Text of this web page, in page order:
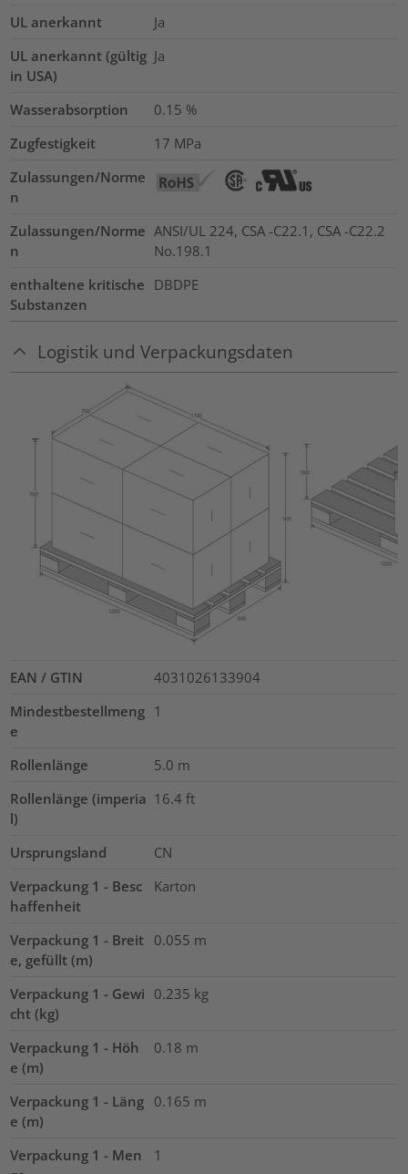
UL anerkannt
Ja
UL anerkannt (gültig
in USA)
Ja
Wasserabsorption 0.15 %
Zugfestigkeit
17 MPa
Zulassungen/Norme
n
Zulassungen/Norme
n
ANSI/UL 224, CSA -C22.1, CSA -C22.2
No.198.1
enthaltene kritische
Substanzen
DBDPE
Logistik und Verpackungsdaten
EAN / GTIN
4031026133904
Mindestbestellmeng
e
1
Rollenlänge 5.0 m
Rollenlänge (imperia
l)
16.4 ft
Ursprungsland
CN
Verpackung 1 - Besc
haffenheit
Karton
Verpackung 1 - Breit
e, gefüllt (m)
0.055 m
Verpackung 1 - Gewi
cht (kg)
0.235 kg
Verpackung 1 - Höh
e (m)
0.18 m
Verpackung 1 - Läng
e (m)
0.165 m
Verpackung 1 - Men
1